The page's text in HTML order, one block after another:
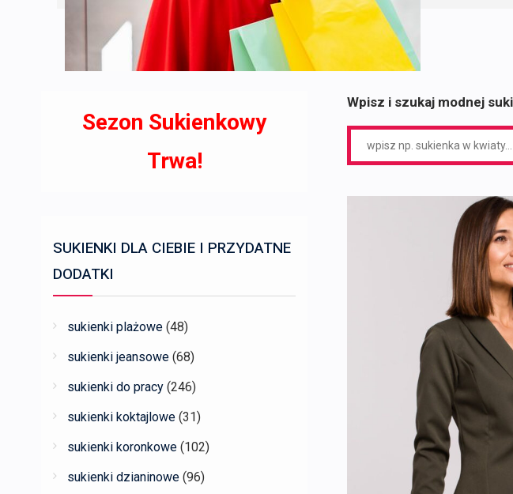
Wpisz i szukaj modnej
Sezon Sukienkowy
Trwa!
SUKIENKI DLA CIEBIE I PRZYDATNE
DODATKI
sukienki plażowe (48)
sukienki jeansowe (68)
sukienki do pracy (246)
sukienki koktajlowe (31)
sukienki koronkowe (102)
sukienki dzianinowe (96)